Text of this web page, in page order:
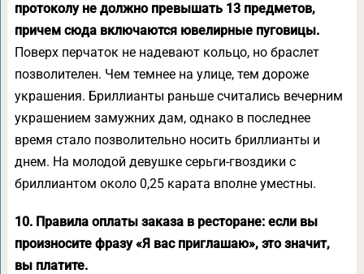
протоколу не должно превышать 13 предметов,
причем сюда включаются ювелирные пуговицы.
Поверх перчаток не надевают кольцо, но браслет
позволителен. Чем темнее на улице, тем дороже
украшения. Бриллианты раньше считались вечерним
украшением замужних дам, однако в последнее
время стало позволительно носить бриллианты и
днем. На молодой девушке серьги-гвоздики с
бриллиантом около 0,25 карата вполне уместны.
10. Правила оплаты заказа в ресторане: если вы
произносите фразу «Я вас приглашаю», это значит,
вы платите.